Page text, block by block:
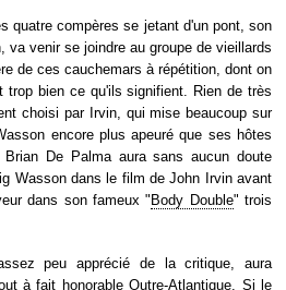
quatre compères se jetant d'un pont, son
va venir se joindre au groupe de vieillards
de ces cauchemars à répétition, dont on
bien ce qu'ils signifient. Rien de très
choisi par Irvin, qui mise beaucoup sur
encore plus apeuré que ses hôtes
De Palma aura sans aucun doute
Wasson dans le film de John Irvin avant
dans son fameux " Body Double" trois
peu apprécié de la critique, aura
à fait honorable Outre-Atlantique. Si le